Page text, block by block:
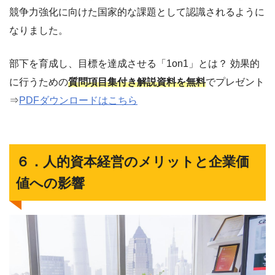
競争力強化に向けた国家的な課題として認識されるように
なりました。
部下を育成し、目標を達成させる「1on1」とは？ 効果的
に行うための質問項目集付き解説資料を無料でプレゼント
⇒PDFダウンロードはこちら
６．人的資本経営のメリットと企業価
値への影響